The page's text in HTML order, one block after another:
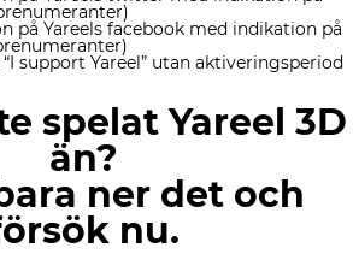
på Yareels facebook med indikation på
support Yareel” utan aktiveringsperiod
spelat Yareel 3D
än?
ner det och
nu.